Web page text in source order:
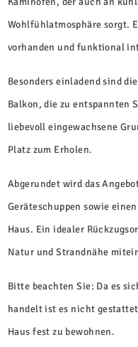
Wohlfühlatmosphäre sorgt.
vorhanden und funktional
Besonders einladend sind
Balkon, die zu entspannten
liebevoll eingewachsene
Platz zum Erholen.
Abgerundet wird das
Geräteschuppen sowie
Haus. Ein idealer
Natur und Strandnähe
Bitte beachten Sie: Da es
handelt ist es nicht
Haus fest zu bewohnen.